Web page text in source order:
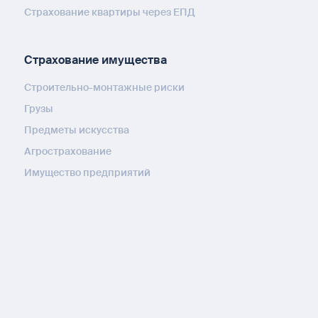
Страхование квартиры через ЕПД
Страхование имущества
Строительно-монтажные риски
Грузы
Предметы искусства
Агрострахование
Имущество предприятий